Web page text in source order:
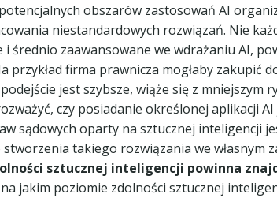
obszarów zastosowań AI
niestandardowych rozwiązań. Nie
i średnio zaawansowane we wdrażaniu AI,
przykład firma prawnicza mogłaby
jest szybsze, wiąże się z
czy posiadanie określonej aplikacji
sądowych oparty na sztucznej
takiego rozwiązania we własnym
sztucznej inteligencji powinna
jakim poziomie zdolności sztucznej